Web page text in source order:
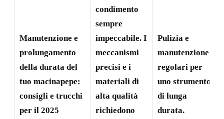
Manutenzione e
prolungamento
della durata del
tuo macinapepe:
consigli e trucchi
per il 2025
condimento
sempre
impeccabile. I
meccanismi
precisi e i
materiali di
alta qualità
richiedono
Pulizia e
manutenzione
regolari per
uno strumento
di lunga
durata.